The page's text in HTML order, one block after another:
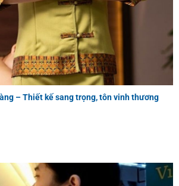
– Thiết kế sang trọng, tôn vinh thương